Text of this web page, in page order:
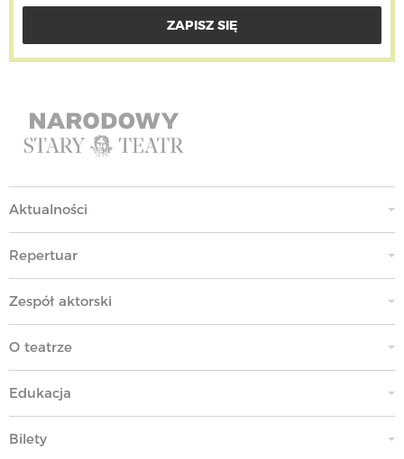
Aktualności
Repertuar
Zespół aktorski
O teatrze
Edukacja
Bilety